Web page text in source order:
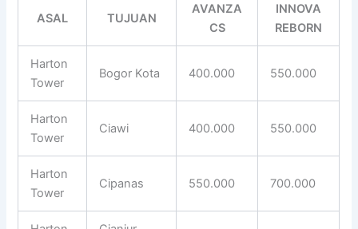
ASAL TUJUAN
AVANZA
CS
INNOVA
REBORN
Harton
Tower
Bogor Kota 400.000 550.000
Harton
Tower
Ciawi 400.000 550.000
Harton
Tower
Cipanas 550.000 700.000